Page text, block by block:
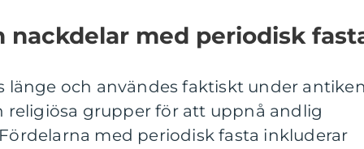
nackdelar med periodisk
länge och användes faktiskt under antiken
religiösa grupper för att uppnå andlig
med periodisk fasta inkluderar